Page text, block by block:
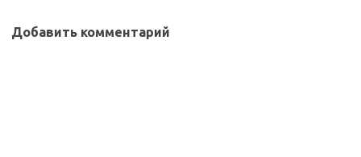
Добавить комментарий